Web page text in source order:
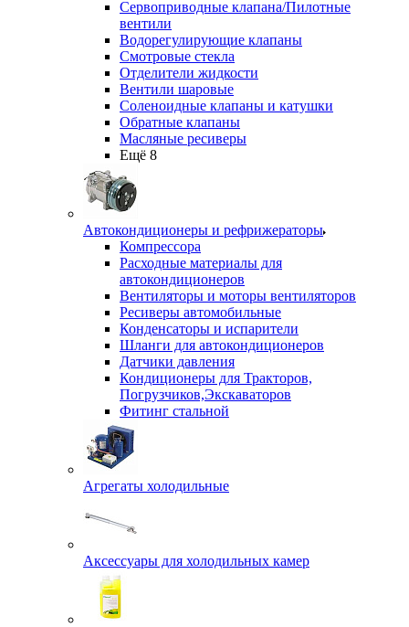
Сервоприводные клапана/Пилотные
вентили
Водорегулирующие клапаны
Смотровые стекла
Отделители жидкости
Вентили шаровые
Соленоидные клапаны и катушки
Обратные клапаны
Масляные ресиверы
Ещё 8
Автокондиционеры и рефрижераторы
Компрессора
Расходные материалы для
автокондиционеров
Вентиляторы и моторы вентиляторов
Ресиверы автомобильные
Конденсаторы и испарители
Шланги для автокондиционеров
Датчики давления
Кондиционеры для Тракторов,
Погрузчиков,Экскаваторов
Фитинг стальной
Агрегаты холодильные
Аксессуары для холодильных камер